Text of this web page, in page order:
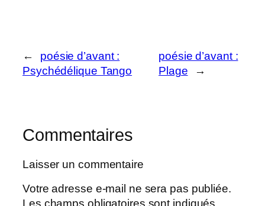
←
poésie d’avant :
Psychédélique Tango
poésie d’avant :
Plage
→
Commentaires
Laisser un commentaire
Votre adresse e-mail ne sera pas publiée.